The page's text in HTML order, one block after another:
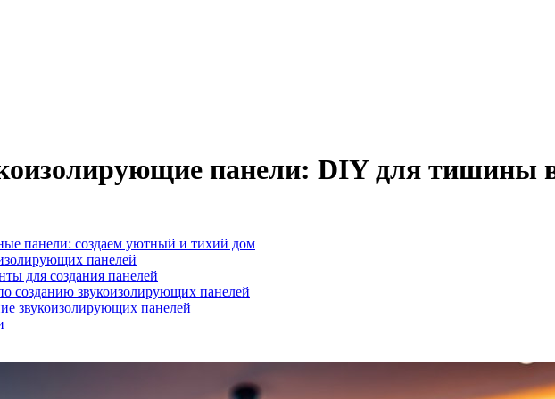
панели: DIY для тишины
панели: создаем уютный и тихий дом
панелей
для создания панелей
созданию звукоизолирующих панелей
звукоизолирующих панелей